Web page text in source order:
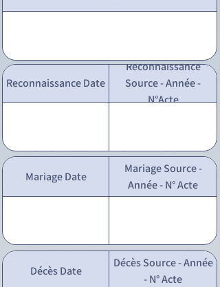
Reconnaissance Date
Reconnaissance
Source - Année -
N°Acte
Mariage Date
Mariage Source -
Année - N° Acte
Décès Date
Décès Source - Année
- N° Acte